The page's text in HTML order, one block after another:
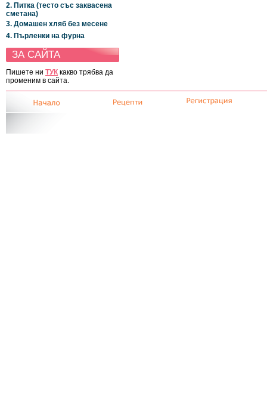
2. Питка (тесто със заквасена
сметана)
3. Домашен хляб без месене
4. Пърленки на фурна
ЗА САЙТА
Пишете ни ТУК какво трябва да
променим в сайта.